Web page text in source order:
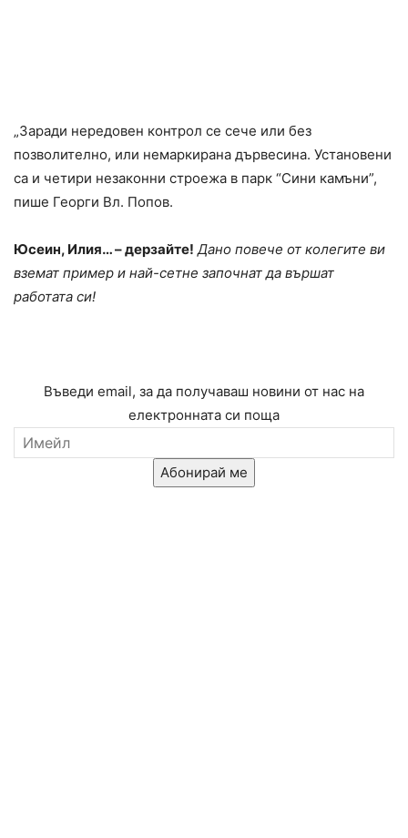
„Заради нередовен контрол се сече или без
позволително, или немаркирана дървесина. Установени
са и четири незаконни строежа в парк “Сини камъни”,
пише Георги Вл. Попов.
Юсеин, Илия… – дерзайте! Дано повече от колегите ви
вземат пример и най-сетне започнат да вършат
работата си!
Въведи email, за да получаваш новини от нас на
електронната си поща
Абонирай ме